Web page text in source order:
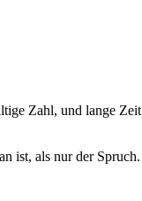
Zahl, und lange
ist, als nur der Spruch.